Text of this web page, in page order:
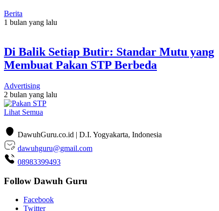
Berita
1 bulan yang lalu
Di Balik Setiap Butir: Standar Mutu yang
Membuat Pakan STP Berbeda
Advertising
2 bulan yang lalu
Lihat Semua
DawuhGuru.co.id | D.I. Yogyakarta, Indonesia
dawuhguru@gmail.com
08983399493
Follow Dawuh Guru
Facebook
Twitter